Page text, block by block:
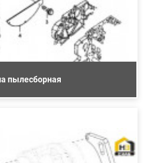
пылесборная